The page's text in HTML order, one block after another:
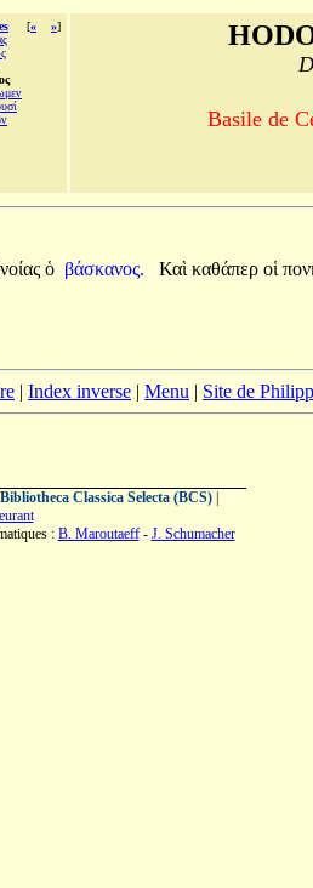
[« »]
Basile de
ὁ βάσκανος. Καὶ καθάπερ οἱ
| Index inverse | Menu | Site de
Bibliotheca Classica Selecta (BCS)|
: B. Maroutaeff- J. Schumacher